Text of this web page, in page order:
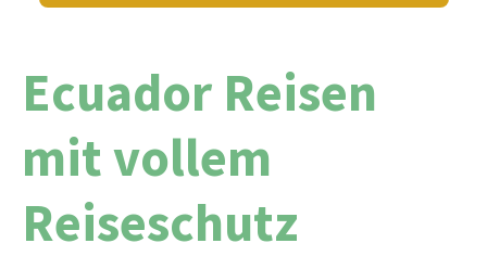
Ecuador Reisen
mit vollem
Reiseschutz